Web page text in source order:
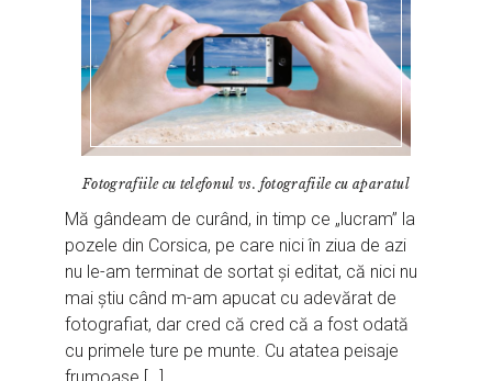
Fotografiile cu telefonul vs. fotografiile cu aparatul
Mă gândeam de curând, in timp ce „lucram” la
pozele din Corsica, pe care nici în ziua de azi
nu le-am terminat de sortat și editat, că nici nu
mai știu când m-am apucat cu adevărat de
fotografiat, dar cred că cred că a fost odată
cu primele ture pe munte. Cu atatea peisaje